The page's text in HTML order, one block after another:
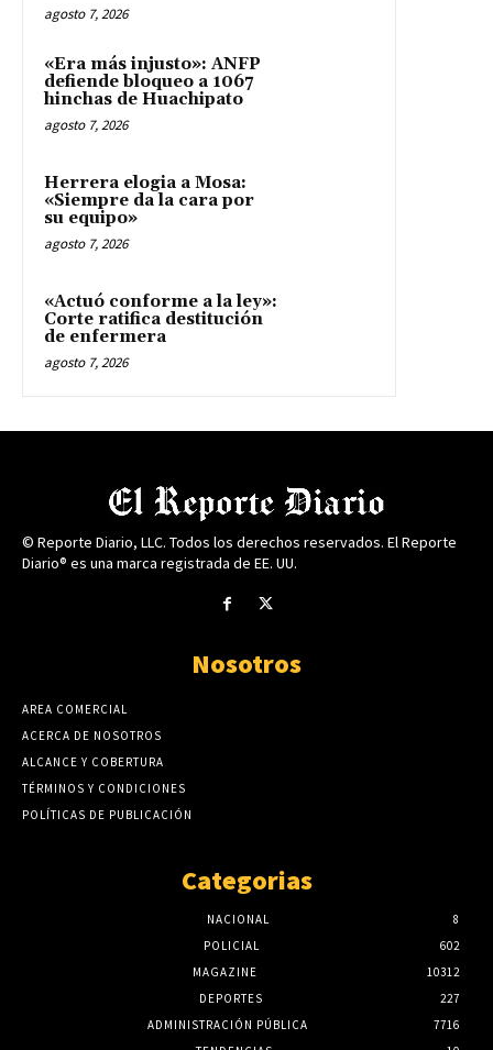
agosto 7, 2026
«Era más injusto»: ANFP
defiende bloqueo a 1067
hinchas de Huachipato
agosto 7, 2026
Herrera elogia a Mosa:
«Siempre da la cara por
su equipo»
agosto 7, 2026
«Actuó conforme a la ley»:
Corte ratifica destitución
de enfermera
agosto 7, 2026
© Reporte Diario, LLC. Todos los derechos reservados. El Reporte
Diario® es una marca registrada de EE. UU.
Nosotros
AREA COMERCIAL
ACERCA DE NOSOTROS
ALCANCE Y COBERTURA
TÉRMINOS Y CONDICIONES
POLÍTICAS DE PUBLICACIÓN
Categorias
NACIONAL
8
POLICIAL
602
MAGAZINE
10312
DEPORTES
227
ADMINISTRACIÓN PÚBLICA
7716